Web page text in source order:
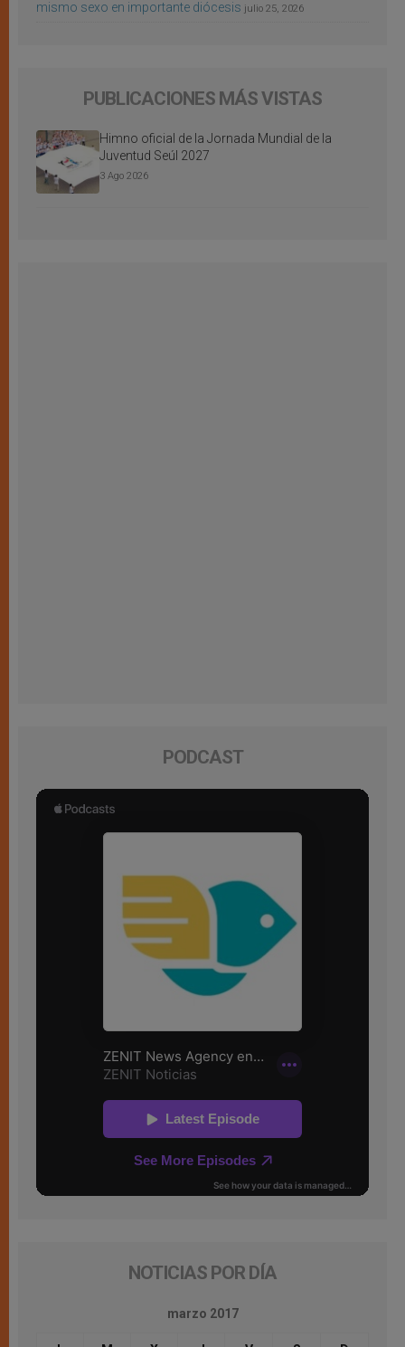
mismo sexo en importante diócesis julio 25, 2026
PUBLICACIONES MÁS VISTAS
Himno oficial de la Jornada Mundial de la
Juventud Seúl 2027
3 Ago 2026
PODCAST
NOTICIAS POR DÍA
marzo 2017